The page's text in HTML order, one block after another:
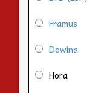
Framus
Dowina
Hora